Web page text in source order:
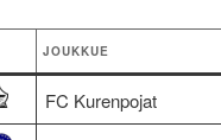
JOUKKUE
FC Kurenpojat